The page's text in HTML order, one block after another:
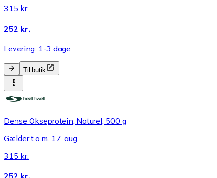
315 kr.
252 kr.
Levering: 1-3 dage
Til butik
Dense Okseprotein, Naturel, 500 g
Gælder t.o.m. 17. aug.
315 kr.
252 kr.